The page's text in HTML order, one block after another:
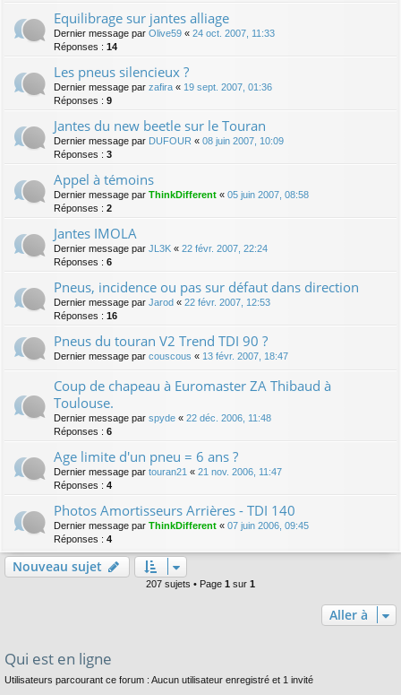
Equilibrage sur jantes alliage
Dernier message par Olive59 « 24 oct. 2007, 11:33
Réponses : 14
Les pneus silencieux ?
Dernier message par zafira « 19 sept. 2007, 01:36
Réponses : 9
Jantes du new beetle sur le Touran
Dernier message par DUFOUR « 08 juin 2007, 10:09
Réponses : 3
Appel à témoins
Dernier message par ThinkDifferent « 05 juin 2007, 08:58
Réponses : 2
Jantes IMOLA
Dernier message par JL3K « 22 févr. 2007, 22:24
Réponses : 6
Pneus, incidence ou pas sur défaut dans direction
Dernier message par Jarod « 22 févr. 2007, 12:53
Réponses : 16
Pneus du touran V2 Trend TDI 90 ?
Dernier message par couscous « 13 févr. 2007, 18:47
Coup de chapeau à Euromaster ZA Thibaud à
Toulouse.
Dernier message par spyde « 22 déc. 2006, 11:48
Réponses : 6
Age limite d'un pneu = 6 ans ?
Dernier message par touran21 « 21 nov. 2006, 11:47
Réponses : 4
Photos Amortisseurs Arrières - TDI 140
Dernier message par ThinkDifferent « 07 juin 2006, 09:45
Réponses : 4
Nouveau sujet
207 sujets • Page 1 sur 1
Aller à
Qui est en ligne
Utilisateurs parcourant ce forum : Aucun utilisateur enregistré et 1 invité